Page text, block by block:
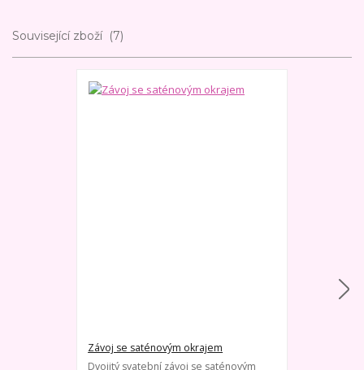
Související zboží 7
Závoj se saténovým okrajem
Dvojitý svatební závoj se saténovým